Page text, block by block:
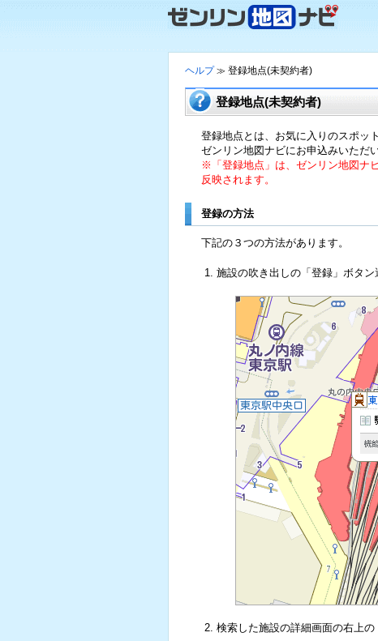
ヘルプ ≫ 登録地点(未契約者)
登録地点(未契約者)
登録地点とは、お気に入りのスポッ
ゼンリン地図ナビにお申込みいただ
※「登録地点」は、ゼンリン地図ナ
反映されます。
登録の方法
下記の３つの方法があります。
施設の吹き出しの「登録」ボタン
検索した施設の詳細画面の右上